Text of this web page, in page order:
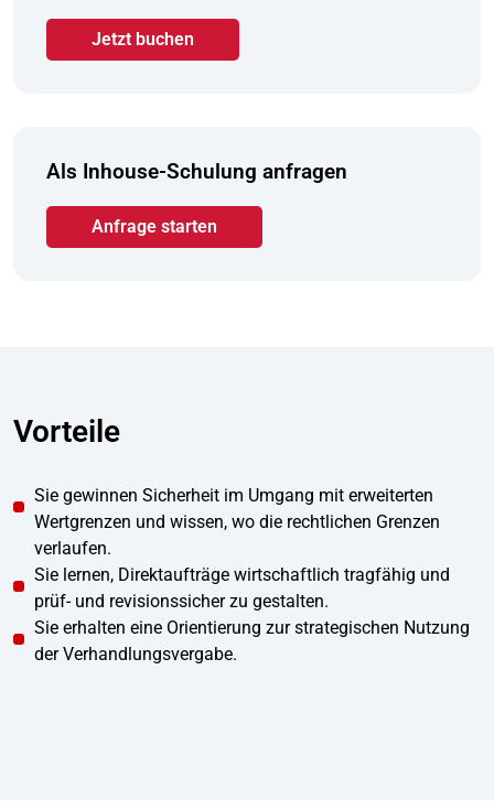
Jetzt buchen
Als Inhouse-Schulung anfragen
Anfrage starten
Vorteile
Sie gewinnen Sicherheit im Umgang mit erweiterten
Wertgrenzen und wissen, wo die rechtlichen Grenzen
verlaufen.
Sie lernen, Direktaufträge wirtschaftlich tragfähig und
prüf- und revisionssicher zu gestalten.
Sie erhalten eine Orientierung zur strategischen Nutzung
der Verhandlungsvergabe.